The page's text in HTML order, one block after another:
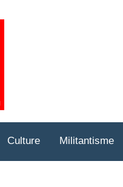
Culture Militantisme